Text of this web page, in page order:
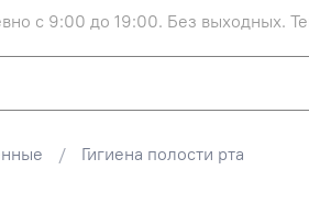
с 9:00 до 19:00. Без выходных.
Гигиена полости рта